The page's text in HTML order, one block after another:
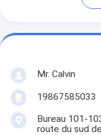
Mr. Calvin
19867585033
Bureau 101-
route du sud